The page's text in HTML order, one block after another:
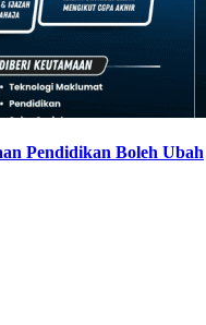
Pendidikan Boleh Ubah